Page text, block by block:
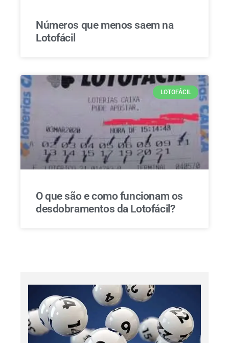
Números que menos saem na
Lotofácil
LOTOFÁCIL
O que são e como funcionam os
desdobramentos da Lotofácil?